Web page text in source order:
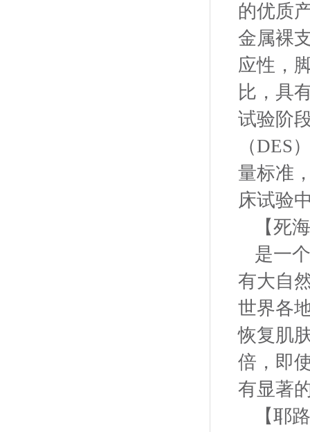
的优质
金属裸
应性，
比，具
试验阶
（DES
量标准
床试验
【死
是一
有大自
世界各
恢复肌
倍，即
有显著
【耶